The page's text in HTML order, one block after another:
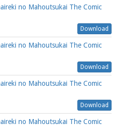
no Mahoutsukai The Comic
Download
no Mahoutsukai The Comic
Download
no Mahoutsukai The Comic
Download
no Mahoutsukai The Comic